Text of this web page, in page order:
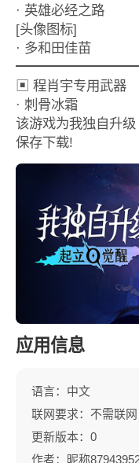
· 英雄必经之路
[头像图标]
· 多和田佳苗
▣ 程肖宇专用武器
· 刺骨冰霜
该游戏为我独自升
保存下载!
应用信息
语言：中文
联网要求：不需联网
更新版本：0
作者：昵称